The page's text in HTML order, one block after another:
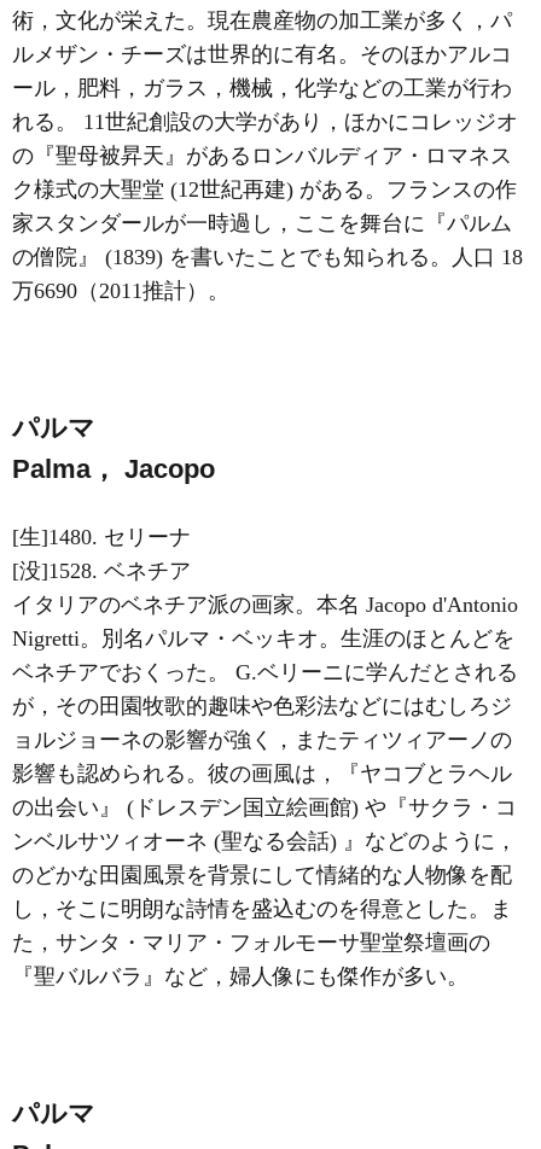
術，文化が栄えた。現在農産物の加工業が多く，パ
ルメザン・チーズは世界的に有名。そのほかアルコ
ール，肥料，ガラス，機械，化学などの工業が行わ
れる。 11世紀創設の大学があり，ほかにコレッジオ
の『聖母被昇天』があるロンバルディア・ロマネス
ク様式の大聖堂 (12世紀再建) がある。フランスの作
家スタンダールが一時過し，ここを舞台に『パルム
の僧院』 (1839) を書いたことでも知られる。人口 18
万6690（2011推計）。
パルマ
Palma， Jacopo
[生]1480. セリーナ
[没]1528. ベネチア
イタリアのベネチア派の画家。本名 Jacopo d'Antonio
Nigretti。別名パルマ・ベッキオ。生涯のほとんどを
ベネチアでおくった。 G.ベリーニに学んだとされる
が，その田園牧歌的趣味や色彩法などにはむしろジ
ョルジョーネの影響が強く，またティツィアーノの
影響も認められる。彼の画風は，『ヤコブとラヘル
の出会い』 (ドレスデン国立絵画館) や『サクラ・コ
ンベルサツィオーネ (聖なる会話) 』などのように，
のどかな田園風景を背景にして情緒的な人物像を配
し，そこに明朗な詩情を盛込むのを得意とした。ま
た，サンタ・マリア・フォルモーサ聖堂祭壇画の
『聖バルバラ』など，婦人像にも傑作が多い。
パルマ